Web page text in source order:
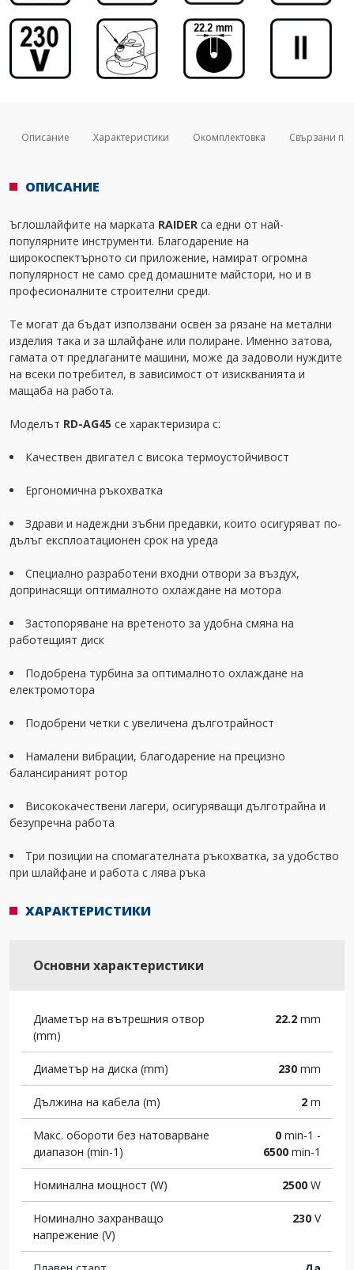
Описание Характеристики Окомплектовка Свързани
ОПИСАНИЕ
Ъглошлайфите на марката RAIDER са едни от най-
популярните инструменти. Благодарение на
широкоспектърното си приложение, намират огромна
популярност не само сред домашните майстори, но и в
професионалните строителни среди.
Те могат да бъдат използвани освен за рязане на метални
изделия така и за шлайфане или полиране. Именно затова,
гамата от предлаганите машини, може да задоволи нуждите
на всеки потребител, в зависимост от изискванията и
мащаба на работа.
Моделът RD-AG45 се характеризира с:
Качествен двигател с висока термоустойчивост
Ергономична ръкохватка
Здрави и надеждни зъбни предавки, които осигуряват по-
дълъг експлоатационен срок на уреда
Специално разработени входни отвори за въздух,
допринасящи оптималното охлаждане на мотора
Застопоряване на вретеното за удобна смяна на
работещият диск
Подобрена турбина за оптималното охлаждане на
електромотора
Подобрени четки с увеличена дълготрайност
Намалени вибрации, благодарение на прецизно
балансираният ротор
Висококачествени лагери, осигуряващи дълготрайна и
безупречна работа
Три позиции на спомагателната ръкохватка, за удобство
при шлайфане и работа с лява ръка
ХАРАКТЕРИСТИКИ
Основни характеристики
Диаметър на вътрешния отвор
(mm)
22.2 mm
Диаметър на диска (mm) 230 mm
Дължина на кабела (m) 2 m
Макс. обороти без натоварване
диапазон (min-1)
0 min-1 -
6500 min-1
Номинална мощност (W) 2500 W
Номинално захранващо
напрежение (V)
230 V